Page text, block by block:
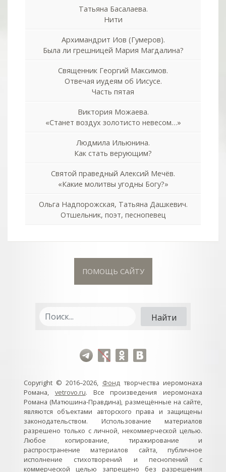
Татьяна Басалаева.
Нити
Архимандрит Иов (Гумеров).
Была ли грешницей Мария Магдалина?
Священник Георгий Максимов.
Отвечая иудеям об Иисусе.
Часть пятая
Виктория Можаева.
«Станет воздух золотисто невесом…»
Людмила Ильюнина.
Как стать верующим?
Святой праведный Алексий Мечёв.
«Какие молитвы угодны Богу?»
Ольга Надпорожская, Татьяна Дашкевич.
Отшельник, поэт, песнопевец
ПОМОЩЬ САЙТУ
Copyright © 2016–2026, Фондтворчества иеромонаха
Романа, vetrovo.ru. Все произведения иеромонаха
Романа (Матюшина-Правдина), размещённые на сайте,
являются объектами авторского права и защищены
законодательством. Использование материалов
разрешено только с личной, некоммерческой целью.
Любое копирование, тиражирование и
распространение материалов сайта, публичное
исполнение стихотворений и песнопений с
коммерческой целью запрещено без разрешения